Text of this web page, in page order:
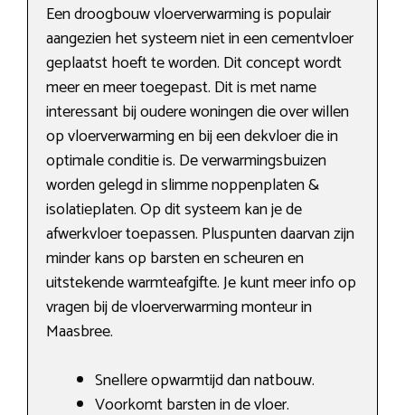
Een droogbouw vloerverwarming is populair
aangezien het systeem niet in een cementvloer
geplaatst hoeft te worden. Dit concept wordt
meer en meer toegepast. Dit is met name
interessant bij oudere woningen die over willen
op vloerverwarming en bij een dekvloer die in
optimale conditie is. De verwarmingsbuizen
worden gelegd in slimme noppenplaten &
isolatieplaten. Op dit systeem kan je de
afwerkvloer toepassen. Pluspunten daarvan zijn
minder kans op barsten en scheuren en
uitstekende warmteafgifte. Je kunt meer info op
vragen bij de vloerverwarming monteur in
Maasbree.
Snellere opwarmtijd dan natbouw.
Voorkomt barsten in de vloer.